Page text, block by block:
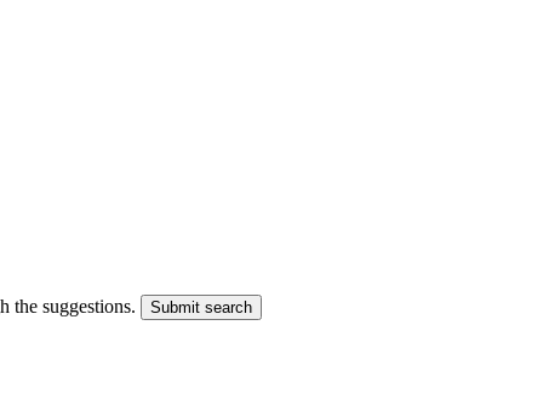
the suggestions. Submit search